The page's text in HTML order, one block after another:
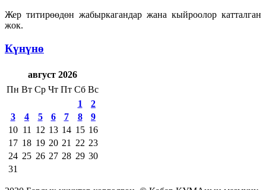
Жер титирөөдөн жабыркагандар жана кыйроолор катталган
жок.
Күнүнө
август 2026
Пн Вт Ср Чт Пт Сб Вс
1
2
3
4 5 6 7 8
9
10 11 12 13 14 15 16
17 18 19 20 21 22 23
24 25 26 27 28 29 30
31